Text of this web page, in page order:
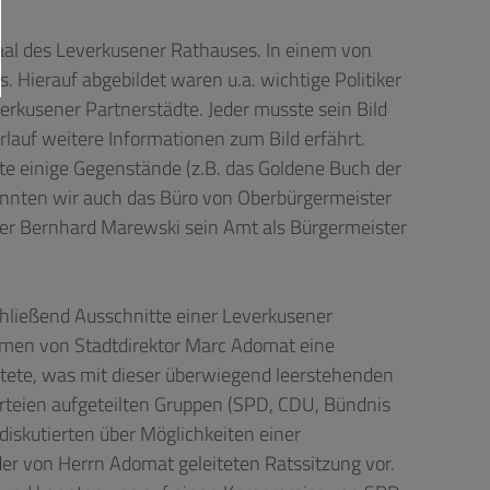
des Leverkusener Rathauses. In einem von
Hierauf abgebildet waren u.a. wichtige Politiker
Partnerstädte. Jeder musste sein Bild
weitere Informationen zum Bild erfährt.
Gegenstände (z.B. das Goldene Buch der
wir auch das Büro von Oberbürgermeister
Bernhard Marewski sein Amt als Bürgermeister
Ausschnitte einer Leverkusener
von Stadtdirektor Marc Adomat eine
was mit dieser überwiegend leerstehenden
aufgeteilten Gruppen (SPD, CDU, Bündnis
über Möglichkeiten einer
von Herrn Adomat geleiteten Ratssitzung vor.